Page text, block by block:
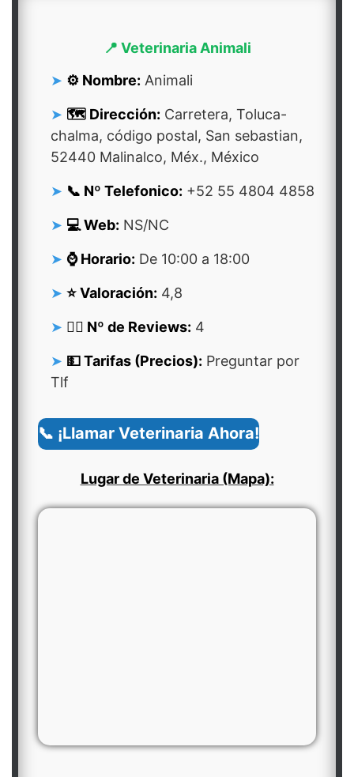
📍 Veterinaria Animali
⚙️ Nombre: Animali
🗺️ Dirección: Carretera, Toluca-
chalma, código postal, San sebastian,
52440 Malinalco, Méx., México
📞 Nº Telefonico: +52 55 4804 4858
💻 Web: NS/NC
⌚ Horario: De 10:00 a 18:00
⭐ Valoración: 4,8
👍🏻 Nº de Reviews: 4
💵 Tarifas (Precios): Preguntar por
Tlf
📞 ¡Llamar Veterinaria Ahora!
Lugar de Veterinaria (Mapa):